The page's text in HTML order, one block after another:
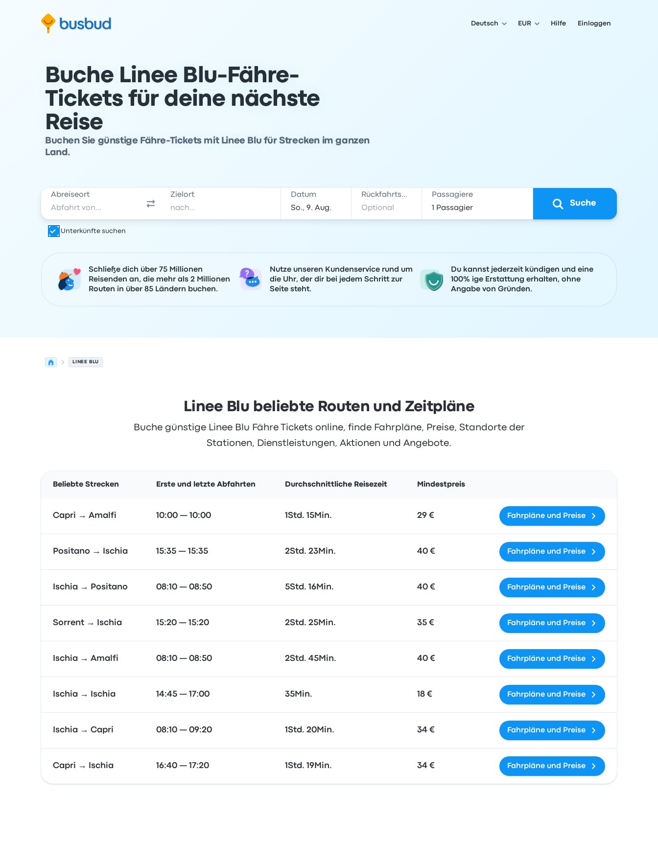
Suchformular springen
Zum Inhalt springen
Zur Fußzeile springen
Deutsch EUR Hilfe Einloggen
Buche Linee Blu-Fähre-
Tickets für deine nächste
Reise
Buchen Sie günstige Fähre-Tickets mit Linee Blu für Strecken im ganzen
Land.
Abreiseort Zielort Datum Rückfahrtsdatum Passagiere
Suche
Unterkünfte suchen
Schließe dich über 75 Millionen
Reisenden an, die mehr als 2 Millionen
Routen in über 85 Ländern buchen.
Nutze unseren Kundenservice rund um
die Uhr, der dir bei jedem Schritt zur
Seite steht.
Du kannst jederzeit kündigen und eine
100% ige Erstattung erhalten, ohne
Angabe von Gründen.
LINEE BLU
Linee Blu beliebte Routen und Zeitpläne
Buche günstige Linee Blu Fähre Tickets online, finde Fahrpläne, Preise, Standorte der
Stationen, Dienstleistungen, Aktionen und Angebote.
Beliebte Strecken Erste und letzte Abfahrten Durchschnittliche Reisezeit Mindestpreis
Capri → Amalfi 10:00 — 10:00 1Std. 15Min. 29 € Fahrpläne und Preise
Positano → Ischia 15:35 — 15:35 2Std. 23Min. 40 € Fahrpläne und Preise
Ischia → Positano 08:10 — 08:50 5Std. 16Min. 40 € Fahrpläne und Preise
Sorrent → Ischia 15:20 — 15:20 2Std. 25Min. 35 € Fahrpläne und Preise
Ischia → Amalfi 08:10 — 08:50 2Std. 45Min. 40 € Fahrpläne und Preise
Ischia → Ischia 14:45 — 17:00 35Min. 18 € Fahrpläne und Preise
Ischia → Capri 08:10 — 09:20 1Std. 20Min. 34 € Fahrpläne und Preise
Capri → Ischia 16:40 — 17:20 1Std. 19Min. 34 € Fahrpläne und Preise